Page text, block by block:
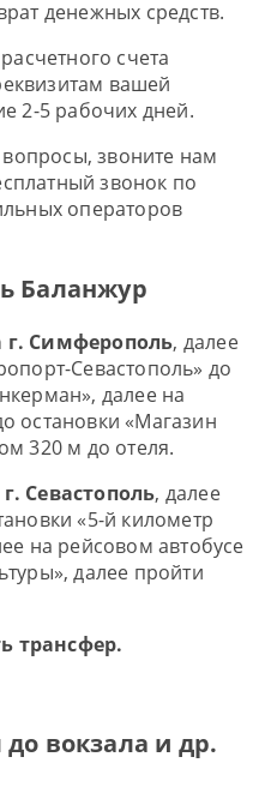
денежных средств.
счета
вашей
2-5 рабочих дней.
вопросы, звоните нам
звонок по
операторов
Баланжур
г. Симферополь, далее
Севастополь» до
», далее на
остановки «Магазин
320 м до отеля.
Севастополь, далее
«5-й километр
на рейсовом автобусе
», далее пройти
трансфер.
до вокзала и др.